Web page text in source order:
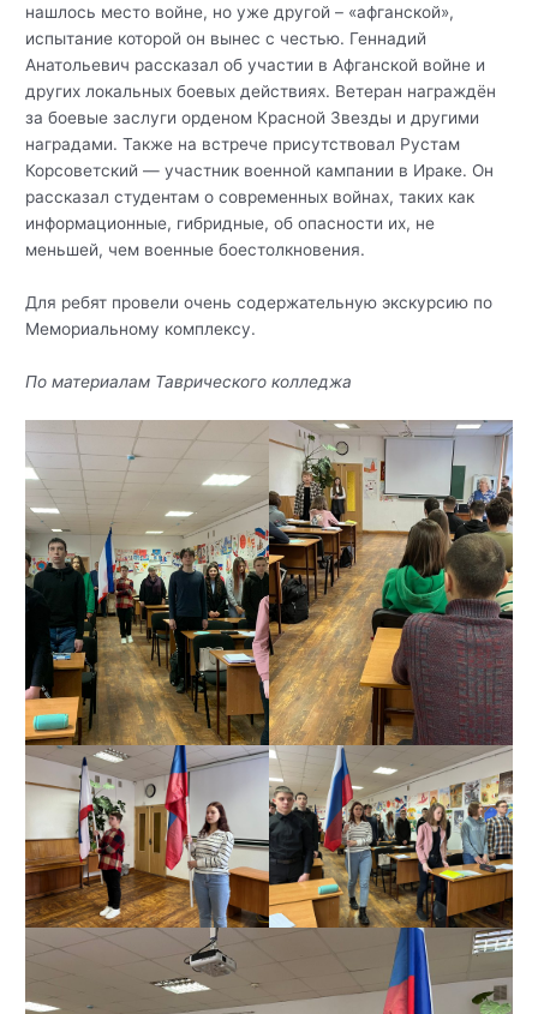
нашлось место войне, но уже другой – «афганской»,
испытание которой он вынес с честью. Геннадий
Анатольевич рассказал об участии в Афганской войне и
других локальных боевых действиях. Ветеран награждён
за боевые заслуги орденом Красной Звезды и другими
наградами. Также на встрече присутствовал Рустам
Корсоветский — участник военной кампании в Ираке. Он
рассказал студентам о современных войнах, таких как
информационные, гибридные, об опасности их, не
меньшей, чем военные боестолкновения.
Для ребят провели очень содержательную экскурсию по
Мемориальному комплексу.
По материалам Таврического колледжа